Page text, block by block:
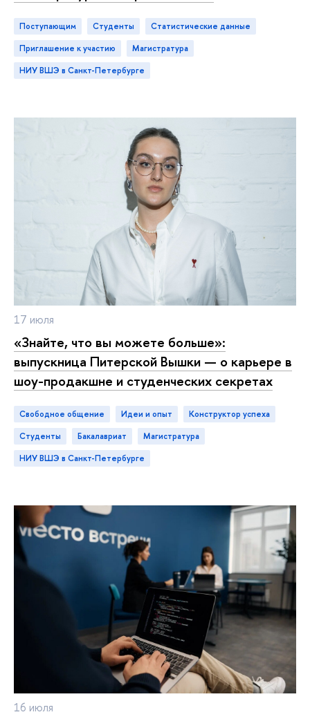
Поступающим студенты
статистические данные
приглашение к участию
магистратура
НИУ ВШЭ в Санкт-Петербурге
17 июля
«Знайте, что вы можете больше»:
выпускница Питерской Вышки — о карьере в
шоу-продакшне и студенческих секретах
Свободное общение идеи и опыт
конструктор успеха
студенты
бакалавриат
магистратура
НИУ ВШЭ в Санкт-Петербурге
16 июля